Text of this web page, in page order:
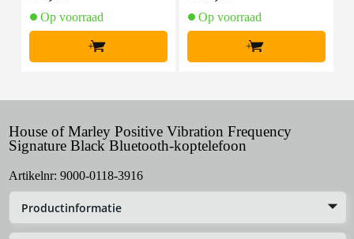
Op voorraad
+
Op voorraad
+
House of Marley Positive Vibration Frequency
Signature Black Bluetooth-koptelefoon
Artikelnr: 9000-0118-3916
Productinformatie